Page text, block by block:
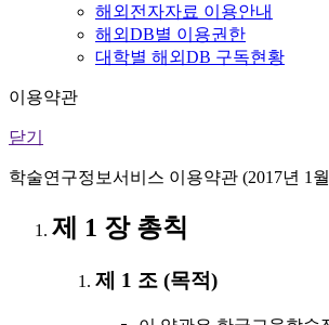
해외전자자료 이용안내
해외DB별 이용권한
대학별 해외DB 구독현황
이용약관
닫기
학술연구정보서비스 이용약관 (2017년 1
제 1 장 총칙
제 1 조 (목적)